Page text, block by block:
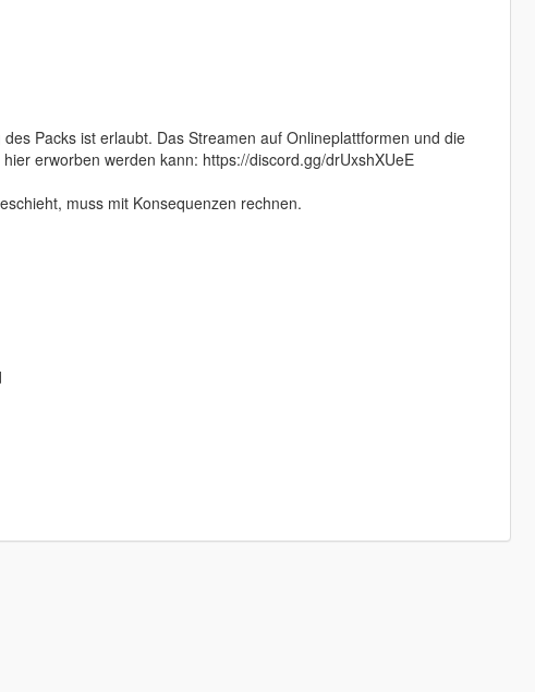
Packs ist erlaubt. Das Streamen auf Onlineplattformen und die
erworben werden kann: https://discord.gg/drUxshXUeE
muss mit Konsequenzen rechnen.